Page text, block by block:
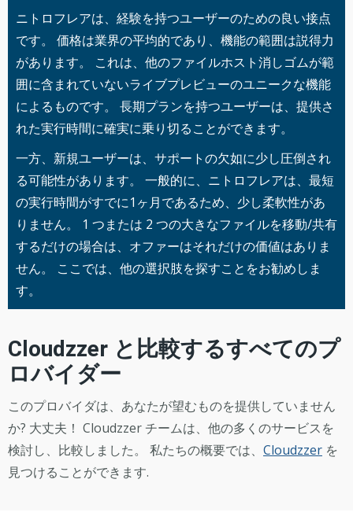
ニトロフレアは、経験を持つユーザーのための良い接点
です。 価格は業界の平均的であり、機能の範囲は説得力
があります。 これは、他のファイルホスト消しゴムが範
囲に含まれていないライブプレビューのユニークな機能
によるものです。 長期プランを持つユーザーは、提供さ
れた実行時間に確実に乗り切ることができます。
一方、新規ユーザーは、サポートの欠如に少し圧倒され
る可能性があります。 一般的に、ニトロフレアは、最短
の実行時間がすでに1ヶ月であるため、少し柔軟性があ
りません。 1 つまたは 2 つの大きなファイルを移動/共有
するだけの場合は、オファーはそれだけの価値はありま
せん。 ここでは、他の選択肢を探すことをお勧めしま
す。
Cloudzzer と比較するすべてのプ
ロバイダー
このプロバイダは、あなたが望むものを提供していません
か? 大丈夫！ Cloudzzer チームは、他の多くのサービスを
検討し、比較しました。 私たちの概要では、 Cloudzzer を
見つけることができます.